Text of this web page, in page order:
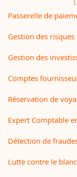
Passerelle de
Gestion des
Gestion des
Comptes
Réservation de
Expert Comptable
Détection de
Lutte contre le